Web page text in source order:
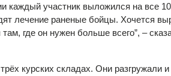
каждый участник выложился на все
лечение раненые бойцы. Хочется
где он нужен больше всего”, –
курских складах. Они